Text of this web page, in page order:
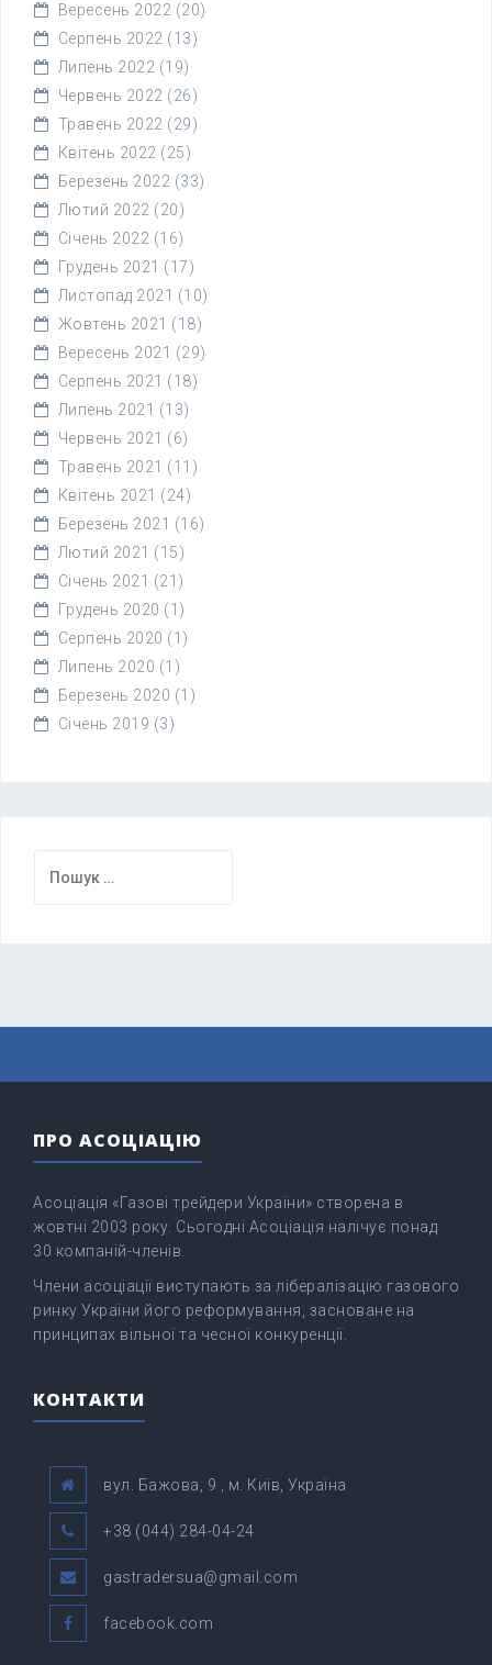
Вересень 2022 (20)
Серпень 2022 (13)
Липень 2022 (19)
Червень 2022 (26)
Травень 2022 (29)
Квітень 2022 (25)
Березень 2022 (33)
Лютий 2022 (20)
Січень 2022 (16)
Грудень 2021 (17)
Листопад 2021 (10)
Жовтень 2021 (18)
Вересень 2021 (29)
Серпень 2021 (18)
Липень 2021 (13)
Червень 2021 (6)
Травень 2021 (11)
Квітень 2021 (24)
Березень 2021 (16)
Лютий 2021 (15)
Січень 2021 (21)
Грудень 2020 (1)
Серпень 2020 (1)
Липень 2020 (1)
Березень 2020 (1)
Січень 2019 (3)
ПРО АСОЦІАЦІЮ
Асоціація «Газові трейдери України» створена в
жовтні 2003 року. Сьогодні Асоціація налічує понад
30 компаній-членів.
Члени асоціації виступають за лібералізацію газового
ринку України його реформування, засноване на
принципах вільної та чесної конкуренції.
КОНТАКТИ
вул. Бажова, 9 , м. Київ, Україна
+38 (044) 284-04-24
gastradersua@gmail.com
facebook.com